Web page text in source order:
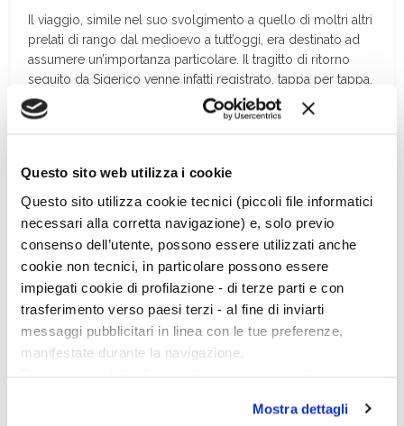
Questo sito web utilizza i cookie
Questo sito utilizza cookie tecnici (piccoli file informatici
necessari alla corretta navigazione) e, solo previo
consenso dell’utente, possono essere utilizzati anche
cookie non tecnici, in particolare possono essere
impiegati cookie di profilazione - di terze parti e con
trasferimento verso paesi terzi - al fine di inviarti
messaggi pubblicitari in linea con le tue preferenze,
manifestate durante la navigazione.
scelte privacy sui cookie, ti invitiamo a prendere visione
Mostra dettagli
Il viaggio, simile nel suo svolgimento a quello di moltri altri
prelati di rango dal medioevo a tutt’oggi, era destinato ad
assumere un’importanza particolare. Il tragitto di ritorno
seguito da Sigerico venne infatti registrato, tappa per tappa.
Di questo ci è pervenuto, caso più unico che raro, un
“diario” di viaggio in forma manoscritta. […]